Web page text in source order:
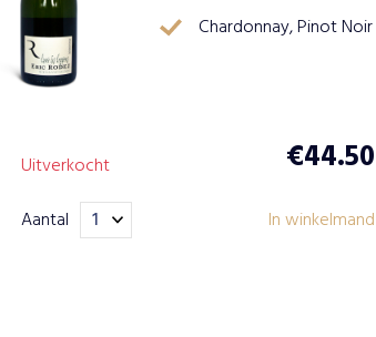
Chardonnay, Pinot Noir
Uitverkocht €44.50
Aantal In winkelmand